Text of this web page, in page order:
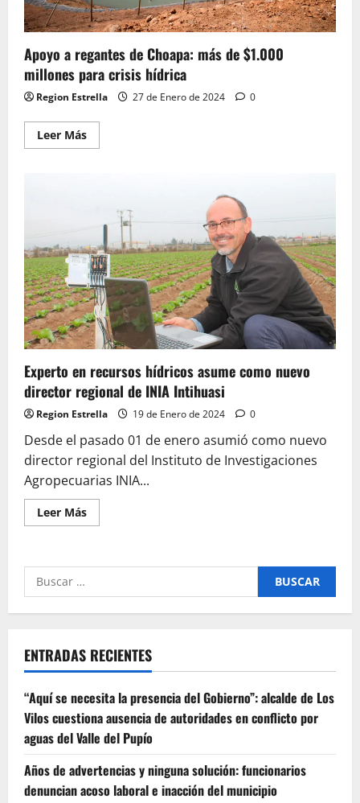
Apoyo a regantes de Choapa: más de $1.000
millones para crisis hídrica
Region Estrella 27 de Enero de 2024 0
Leer MásLeer
más
Choapa:
de
$1.000
millones
para
crisis
hídrica
Experto en recursos hídricos asume como nuevo
director regional de INIA Intihuasi
Region Estrella 19 de Enero de 2024 0
Desde el pasado 01 de enero asumió como nuevo
director regional del Instituto de Investigaciones
Agropecuarias INIA...
Leer MásLeer
más
en
asume
como
regional
de
INIA
Buscar
por:
ENTRADAS RECIENTES
“Aquí se necesita la presencia del Gobierno”: alcalde de Los
Vilos cuestiona ausencia de autoridades en conflicto por
aguas del Valle del Pupío
Años de advertencias y ninguna solución: funcionarios
denuncian acoso laboral e inacción del municipio